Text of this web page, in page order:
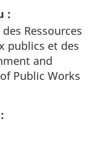
:
Ressources
publics et des
and
Public Works